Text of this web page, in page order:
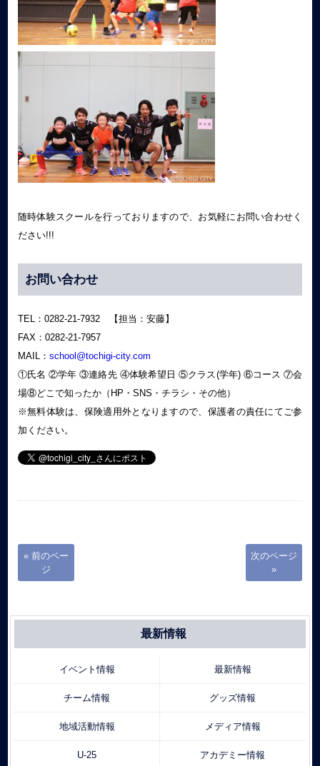
随時体験スクールを行っておりますので、お気軽にお問い合わせく
ださい!!!
お問い合わせ
TEL：0282-21-7932 【担当：安藤】
FAX：0282-21-7957
MAIL： school@tochigi-city.com
①氏名 ②学年 ③連絡先 ④体験希望日 ⑤クラス(学年) ⑥コース ⑦会
場⑧どこで知ったか（HP・SNS・チラシ・その他）
※無料体験は、保険適用外となりますので、保護者の責任にてご参
加ください。
« 前のペー
ジ
次のページ
»
最新情報
イベント情報 最新情報
チーム情報 グッズ情報
地域活動情報 メディア情報
U-25 アカデミー情報